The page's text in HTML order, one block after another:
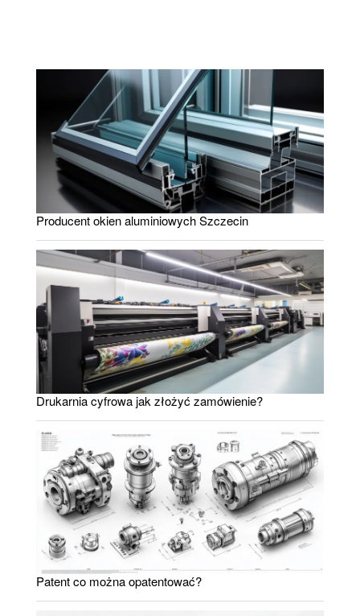
Producent okien aluminiowych Szczecin
Drukarnia cyfrowa jak złożyć zamówienie?
Patent co można opatentować?